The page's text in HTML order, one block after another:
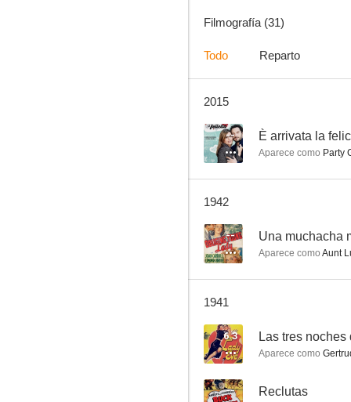
Una chica afortunada
--
Filmografía (31)
Todo Reparto
2015
-- È arrivata la
Aparece como Party
1942
-- Una muchacha
Aparece como Aunt
1941
6.3 Las tres noches
Aparece como
-- Reclutas